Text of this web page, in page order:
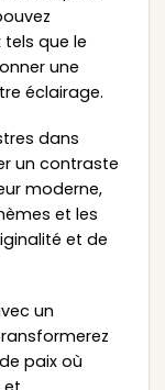
que le
une
éclairage.
dans
un contraste
moderne,
et les
et de
un
paix où